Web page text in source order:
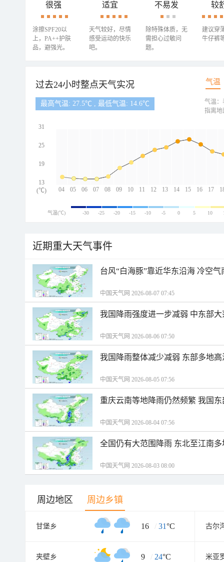
很强
涂擦SPF20以
上，PA++护肤
品，避强光。
适宜
天气较好，尽情
感受运动的快乐
吧。
不易发
除特殊体质，无
需担心过敏问
题。
较
建议穿
牛仔裤
过去24小时整点天气实况 气温
最高气温: 27.5℃ , 最低气温: 14.6℃
04 05 06 07 08 09 10 11 12 13 14 15 16 17
31
25
19
13
(℃)
气温：
指离地
气温(℃) -30 -25 -20 -15 -10 -5 0 5 10
近期重大天气事件
台风“白海豚”靠近华东沿海 冷空
中国天气网 2026-08-07 07:45
我国降雨强度进一步减弱 中东部
中国天气网 2026-08-06 07:50
我国降雨整体减少减弱 东部多地
中国天气网 2026-08-05 07:56
重庆云南等地降雨仍然频繁 我国
中国天气网 2026-08-04 07:56
全国仍有大范围降雨 东北至江南
中国天气网 2026-08-03 08:00
周边地区 周边乡镇
甘堡乡 16 / 31°C 古尔
夹壁乡 9 / 24°C 米亚